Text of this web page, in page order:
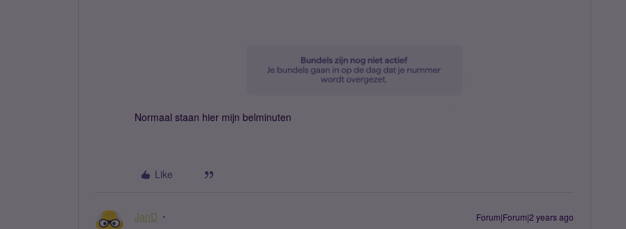
Normaal staan hier mijn belminuten
Like
JanD Forum|Forum|2 years ago